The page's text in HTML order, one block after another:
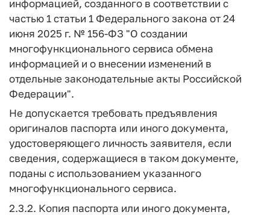
информацией, созданного в соответствии с
частью 1 статьи 1 Федерального закона от 24
июня 2025 г. № 156-ФЗ "О создании
многофункционального сервиса обмена
информацией и о внесении изменений в
отдельные законодательные акты Российской
Федерации".
Не допускается требовать предъявления
оригиналов паспорта или иного документа,
удостоверяющего личность заявителя, если
сведения, содержащиеся в таком документе,
поданы с использованием указанного
многофункционального сервиса.
2.3.2. Копия паспорта или иного документа,